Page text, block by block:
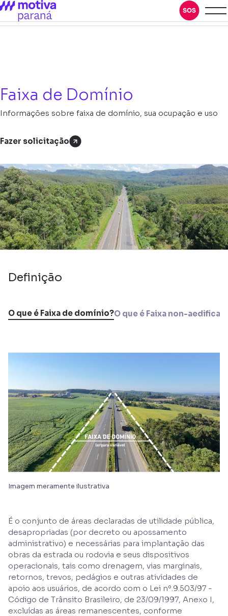
Faixa de Domínio
Informações sobre faixa de domínio, sua ocupação e uso
Fazer solicitação
Definição
O que é Faixa de domínio?O que é Faixa non-
Imagem meramente ilustrativa
É o conjunto de áreas declaradas de utilidade pública,
desapropriadas (por decreto ou apossamento
administrativo) e necessárias para implantação das
obras da estrada ou rodovia e seus dispositivos
operacionais, tais como drenagem, vias marginais,
retornos, trevos, pedágios e outras atividades de
apoio aos usuários, de acordo com o Lei nº.9.503/97 -
Código de Trânsito Brasileiro, de 23/09/1997, Anexo I,
excluídas as áreas remanescentes, conforme